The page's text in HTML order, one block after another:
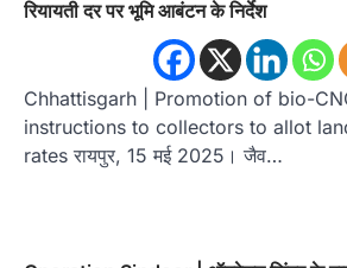
रियायती दर पर भूमि आबंटन के निर्देश
Chhattisgarh | Promotion of bio-
instructions to collectors to allot
rates रायपुर, 15 मई 2025। जैव…